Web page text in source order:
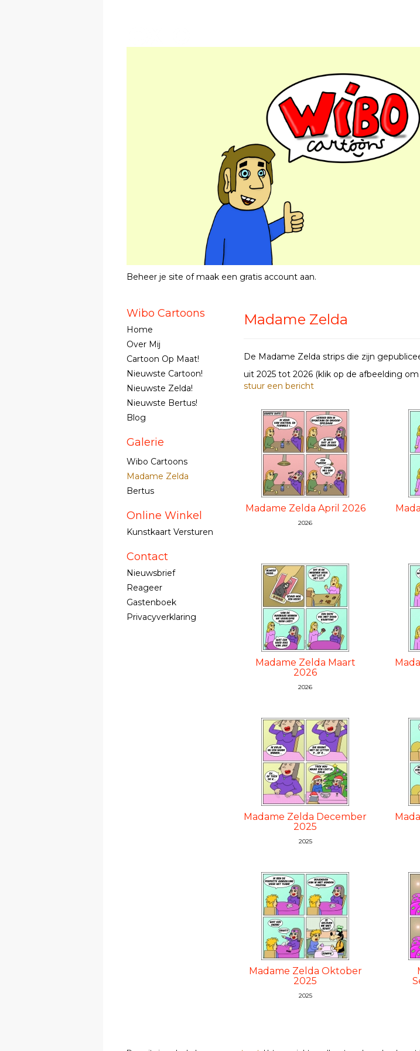
Beheer je site ofmaak een gratis account aan.
Madame Zelda
De Madame Zelda strips die zijn
uit 2025 tot 2026 (klik op de afbeelding
stuur een bericht
Madame Zelda April 2026
2026
Madame Zelda Maart
2026
2026
Madame Zelda December
2025
2025
Madame Zelda Oktober
2025
2025
Wibo Cartoons
Home
Over Mij
Cartoon Op Maat!
Nieuwste Cartoon!
Nieuwste Zelda!
Nieuwste Bertus!
Blog
Galerie
Wibo Cartoons
Madame Zelda
Bertus
Online Winkel
Kunstkaart Versturen
Contact
Nieuwsbrief
Reageer
Gastenboek
Privacyverklaring